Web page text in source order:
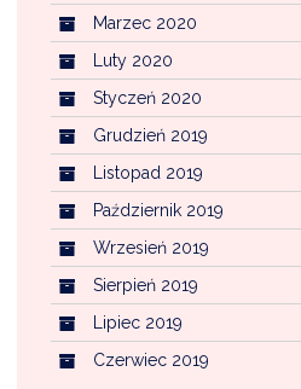
Marzec 2020
Luty 2020
Styczeń 2020
Grudzień 2019
Listopad 2019
Październik 2019
Wrzesień 2019
Sierpień 2019
Lipiec 2019
Czerwiec 2019